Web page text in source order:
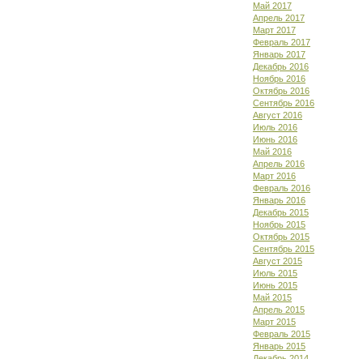
Май 2017
Апрель 2017
Март 2017
Февраль 2017
Январь 2017
Декабрь 2016
Ноябрь 2016
Октябрь 2016
Сентябрь 2016
Август 2016
Июль 2016
Июнь 2016
Май 2016
Апрель 2016
Март 2016
Февраль 2016
Январь 2016
Декабрь 2015
Ноябрь 2015
Октябрь 2015
Сентябрь 2015
Август 2015
Июль 2015
Июнь 2015
Май 2015
Апрель 2015
Март 2015
Февраль 2015
Январь 2015